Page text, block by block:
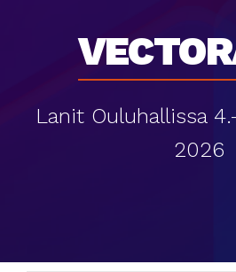
Lanit Ouluhallissa
2026